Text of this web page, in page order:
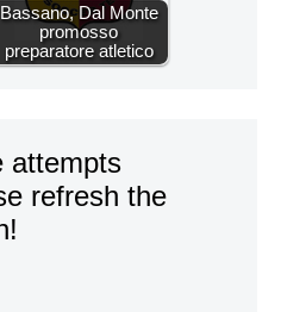
Bassano, Dal Monte
promosso
preparatore atletico